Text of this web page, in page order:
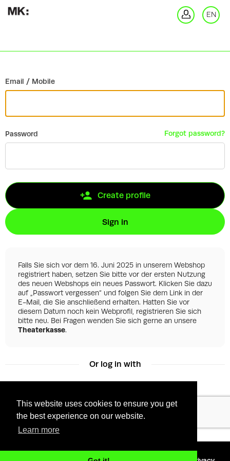
This website uses cookies to ensure you get
the best experience on our website.
Learn more
EN
Email / Mobile
Password Forgot password?
Create profile
Sign in
Falls Sie sich vor dem 16. Juni 2025 in unserem Webshop
registriert haben, setzen Sie bitte vor der ersten Nutzung
des neuen Webshops ein neues Passwort. Klicken Sie dazu
auf „Passwort vergessen“ und folgen Sie dem Link in der
E-Mail, die Sie anschließend erhalten. Hatten Sie vor
diesem Datum noch kein Webprofil, registrieren Sie sich
bitte neu. Bei Fragen wenden Sie sich gerne an unsere
Theaterkasse.
Or log in with
Facebook